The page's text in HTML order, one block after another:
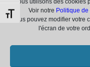
Nous utilisons des cookies
Voir notre Politique
Vous pouvez modifier
l'écran de votre
Changer la taille de la
06 98 19 87 99
atelierlee67@yahoo.fr